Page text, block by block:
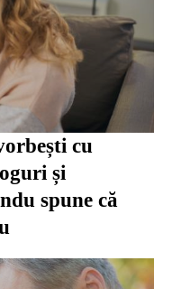
cu
și
spune că